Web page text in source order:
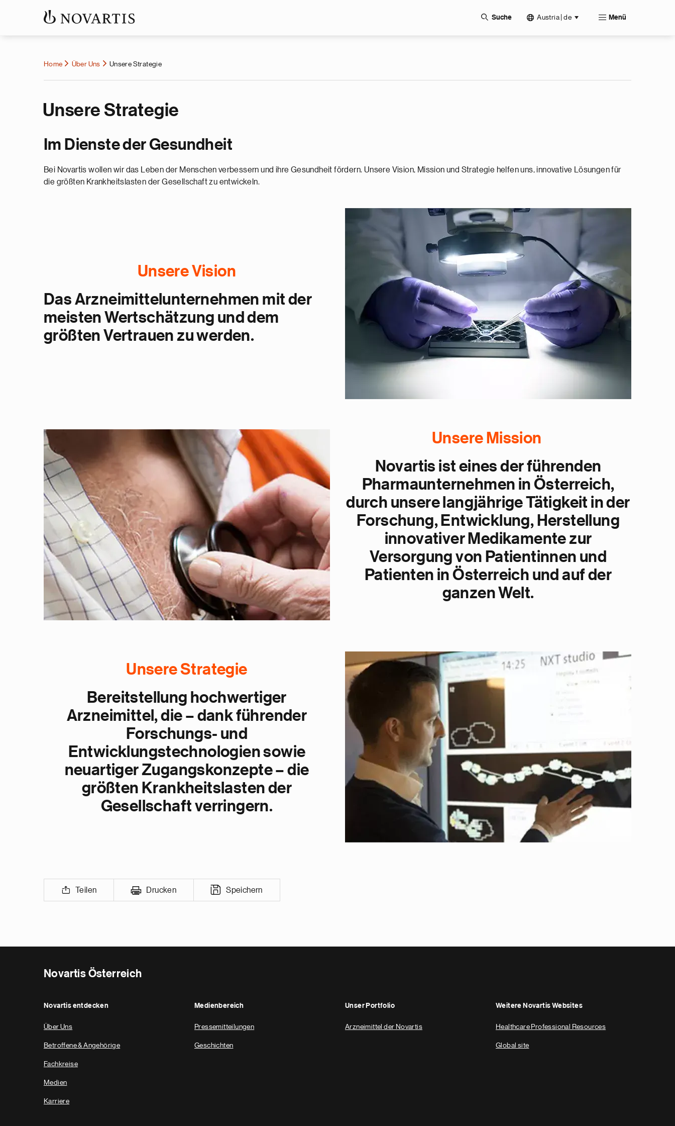
Suche Austria | de Menü
Home Über Uns Unsere Strategie
Unsere Strategie
Im Dienste der Gesundheit
Bei Novartis wollen wir das Leben der Menschen verbessern und ihre Gesundheit fördern. Unsere Vision, Mission und Strategie helfen uns, innovative Lösungen für
die größten Krankheitslasten der Gesellschaft zu entwickeln.
Unsere Vision
Das Arzneimittelunternehmen mit der
meisten Wertschätzung und dem
größten Vertrauen zu werden.
Unsere Mission
Novartis ist eines der führenden
Pharmaunternehmen in Österreich,
durch unsere langjährige Tätigkeit in der
Forschung, Entwicklung, Herstellung
innovativer Medikamente zur
Versorgung von Patientinnen und
Patienten in Österreich und auf der
ganzen Welt.
Unsere Strategie
Bereitstellung hochwertiger
Arzneimittel, die – dank führender
Forschungs- und
Entwicklungstechnologien sowie
neuartiger Zugangskonzepte – die
größten Krankheitslasten der
Gesellschaft verringern.
Teilen Drucken Speichern
Novartis Österreich
Novartis entdecken
Über Uns
Betroffene & Angehörige
Fachkreise
Medien
Karriere
Medienbereich
Pressemitteilungen
Geschichten
Unser Portfolio
Arzneimittel der Novartis
Weitere Novartis Websites
Healthcare Professional Resources
Global site